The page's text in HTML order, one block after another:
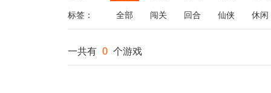
标签： 全部 闯关 回合 仙侠 休闲
一共有 0 个游戏